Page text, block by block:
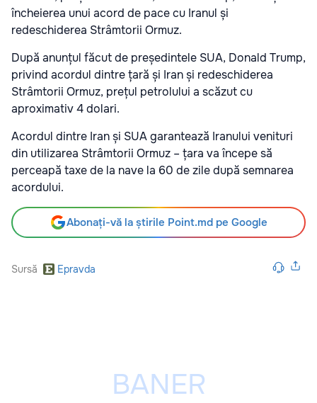
încheierea unui acord de pace cu Iranul și
redeschiderea Strâmtorii Ormuz.
După anunțul făcut de președintele SUA, Donald Trump,
privind acordul dintre țară și Iran și redeschiderea
Strâmtorii Ormuz, prețul petrolului a scăzut cu
aproximativ 4 dolari.
Acordul dintre Iran și SUA garantează Iranului venituri
din utilizarea Strâmtorii Ormuz – țara va începe să
perceapă taxe de la nave la 60 de zile după semnarea
acordului.
Abonați-vă la știrile Point.md pe Google
Sursă Epravda